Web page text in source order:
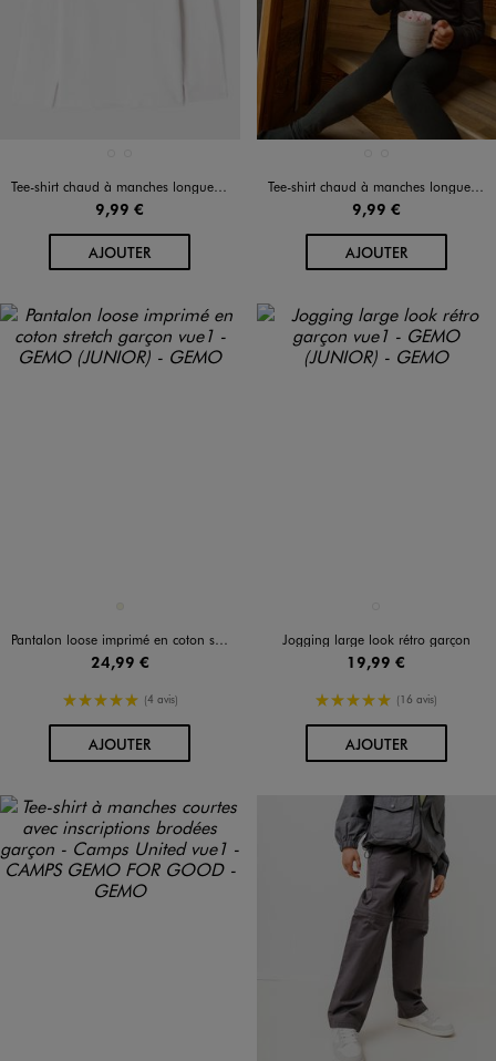
Tee-shirt chaud à manches longues et col rond mixte
9,99 €
AJOUTERAU PANIER
Tee-shirt chaud à manches longues et col rond mixte
9,99 €
AJOUTERAU PANIER
Pantalon loose imprimé en coton stretch garçon
24,99 €
5/5 de moyenne
(4 avis)
AJOUTERAU PANIER
Jogging large look rétro garçon
19,99 €
5/5 de moyenne
(16 avis)
AJOUTERAU PANIER